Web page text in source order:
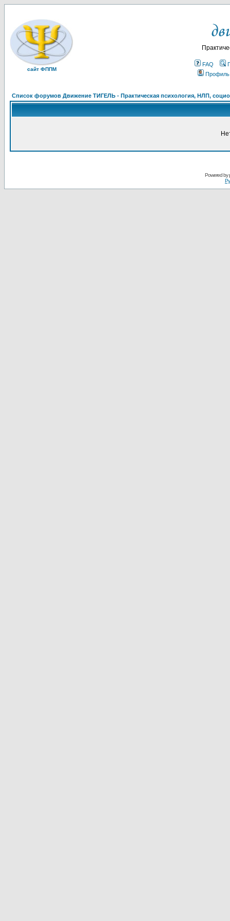
сайт ФППМ
FAQ
Профиль
Список форумов Движение ТИГЕЛЬ - Практическая психология, НЛП,
Powered by